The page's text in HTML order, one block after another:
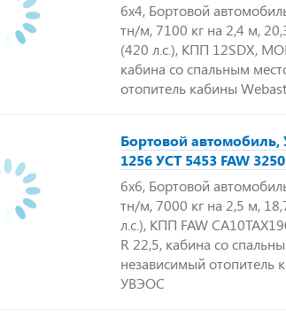
6х4, Бортовой
тн/м, 7100 кг на 2,4 м,
(420 л.с.), КПП 12SDX,
кабина со спальным
отопитель кабины
Бортовой автомобиль,
1256 УСТ 5453 FAW
6х6, Бортовой
тн/м, 7000 кг на 2,5 м,
л.с.), КПП FAW
R 22,5, кабина со
независимый отопитель
УВЭОС